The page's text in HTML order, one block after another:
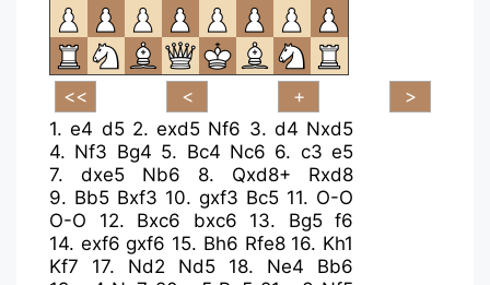
1.e4 d5 2. exd5 Nf6 3. d4 Nxd5
4. Nf3 Bg4 5. Bc4 Nc6 6. c3 e5
7. dxe5 Nb6 8. Qxd8+
Rxd8
9. Bb5 Bxf3 10. gxf3 Bc5 11. O-O
O-O
12. Bxc6 bxc6 13. Bg5 f6
14. exf6 gxf6 15. Bh6 Rfe8 16. Kh1
Kf7
17. Nd2 Nd5 18. Ne4
Bb6